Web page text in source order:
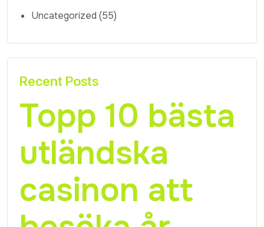
Uncategorized (55)
Recent Posts
Topp 10 bästa
utländska
casinon att